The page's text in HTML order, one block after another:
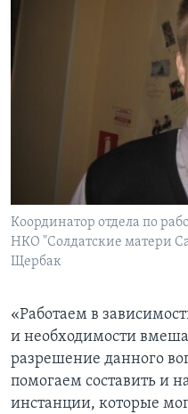
Координатор отдела по
НКО "Солдатские матери
Щербак
«Работаем в
и необходимости
разрешение данного
помогаем составить и
инстанции, которые